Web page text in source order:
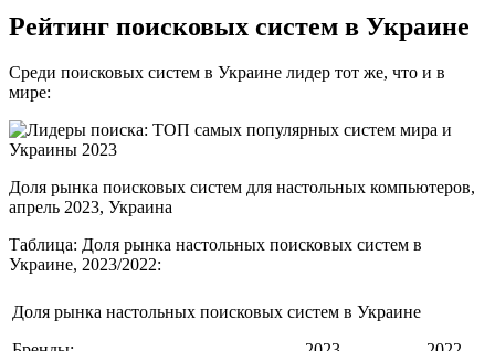
Рейтинг поисковых систем в Украине
Среди поисковых систем в Украине лидер тот же, что и в
мире:
Доля рынка поисковых систем для настольных компьютеров,
апрель 2023, Украина
Таблица: Доля рынка настольных поисковых систем в
Украине, 2023/2022:
Доля рынка настольных поисковых систем в Украине